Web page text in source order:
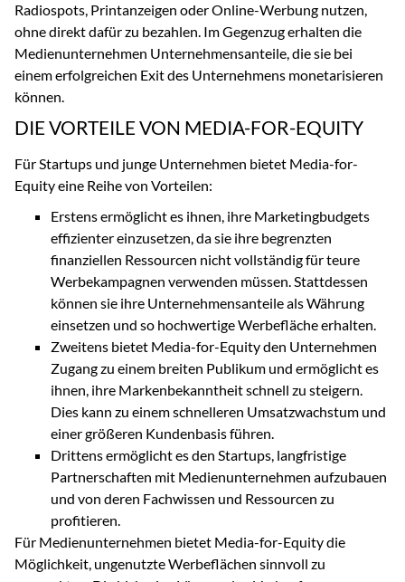
Radiospots, Printanzeigen oder Online-Werbung nutzen,
ohne direkt dafür zu bezahlen. Im Gegenzug erhalten die
Medienunternehmen Unternehmensanteile, die sie bei
einem erfolgreichen Exit des Unternehmens monetarisieren
können.
DIE VORTEILE VON MEDIA-FOR-EQUITY
Für Startups und junge Unternehmen bietet Media-for-
Equity eine Reihe von Vorteilen:
Erstens ermöglicht es ihnen, ihre Marketingbudgets
effizienter einzusetzen, da sie ihre begrenzten
finanziellen Ressourcen nicht vollständig für teure
Werbekampagnen verwenden müssen. Stattdessen
können sie ihre Unternehmensanteile als Währung
einsetzen und so hochwertige Werbefläche erhalten.
Zweitens bietet Media-for-Equity den Unternehmen
Zugang zu einem breiten Publikum und ermöglicht es
ihnen, ihre Markenbekanntheit schnell zu steigern.
Dies kann zu einem schnelleren Umsatzwachstum und
einer größeren Kundenbasis führen.
Drittens ermöglicht es den Startups, langfristige
Partnerschaften mit Medienunternehmen aufzubauen
und von deren Fachwissen und Ressourcen zu
profitieren.
Für Medienunternehmen bietet Media-for-Equity die
Möglichkeit, ungenutzte Werbeflächen sinnvoll zu